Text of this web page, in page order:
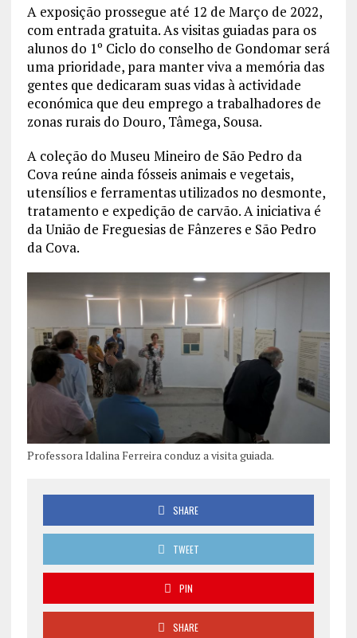
A exposição prossegue até 12 de Março de 2022,
com entrada gratuita. As visitas guiadas para os
alunos do 1º Ciclo do conselho de Gondomar será
uma prioridade, para manter viva a memória das
gentes que dedicaram suas vidas à actividade
económica que deu emprego a trabalhadores de
zonas rurais do Douro, Tâmega, Sousa.
A coleção do Museu Mineiro de São Pedro da
Cova reúne ainda fósseis animais e vegetais,
utensílios e ferramentas utilizados no desmonte,
tratamento e expedição de carvão. A iniciativa é
da União de Freguesias de Fânzeres e São Pedro
da Cova.
Professora Idalina Ferreira conduz a visita guiada.
SHARE
TWEET
PIN
SHARE